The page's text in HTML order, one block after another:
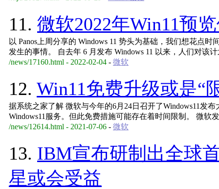
11. 微软2022年Win11预
以 Panos上周分享的 Windows 11 势头为基础，我们想花点
发生的事情。 自去年 6 月发布 Windows 11 以来，人们对该
/news/17160.html - 2022-02-04 - 微软
12. Win11免费升级或是“
据系统之家了解 微软与今年的6月24日召开了Windows11发
Windows11服务。但此免费措施可能存在着时间限制。 微软
/news/12614.html - 2021-07-06 - 微软
13. IBM宣布研制出全球
星或会受益